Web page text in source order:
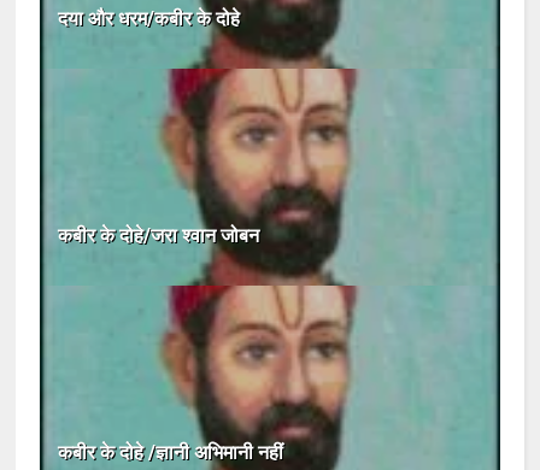
दया और धरम/कबीर के दोहे
कबीर के दोहे/जरा श्वान जोबन
कबीर के दोहे /ज्ञानी अभिमानी नहीं